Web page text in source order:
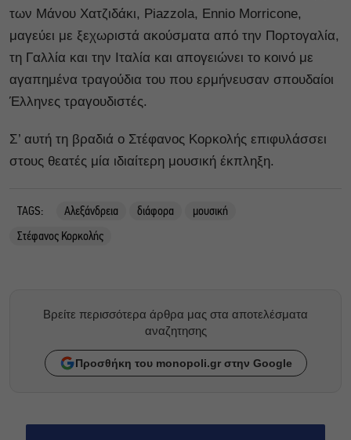
των Μάνου Χατζιδάκι, Piazzola, Ennio Morricone,
μαγεύει με ξεχωριστά ακούσματα από την Πορτογαλία,
τη Γαλλία και την Ιταλία και απογειώνει το κοινό με
αγαπημένα τραγούδια του που ερμήνευσαν σπουδαίοι
Έλληνες τραγουδιστές.
Σ’ αυτή τη βραδιά ο Στέφανος Κορκολής επιφυλάσσει
στους θεατές μία ιδιαίτερη μουσική έκπληξη.
TAGS: Αλεξάνδρεια διάφορα
μουσική
Στέφανος Κορκολής
Βρείτε περισσότερα άρθρα μας στα αποτελέσματα
αναζητησης
Προσθήκη του monopoli.gr στην Google